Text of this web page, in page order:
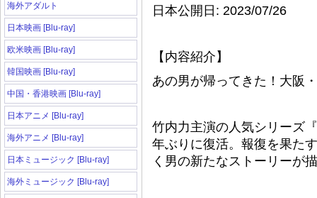
海外アダルト
日本映画 [Blu-ray]
欧米映画 [Blu-ray]
韓国映画 [Blu-ray]
中国・香港映画 [Blu-ray]
日本アニメ [Blu-ray]
海外アニメ [Blu-ray]
日本ミュージック [Blu-ray]
海外ミュージック [Blu-ray]
日本公開日: 2023/07/26
【内容紹介】
あの男が帰ってきた！大阪
竹内力主演の人気シリーズ
年ぶりに復活。報復を果た
く男の新たなストーリーが